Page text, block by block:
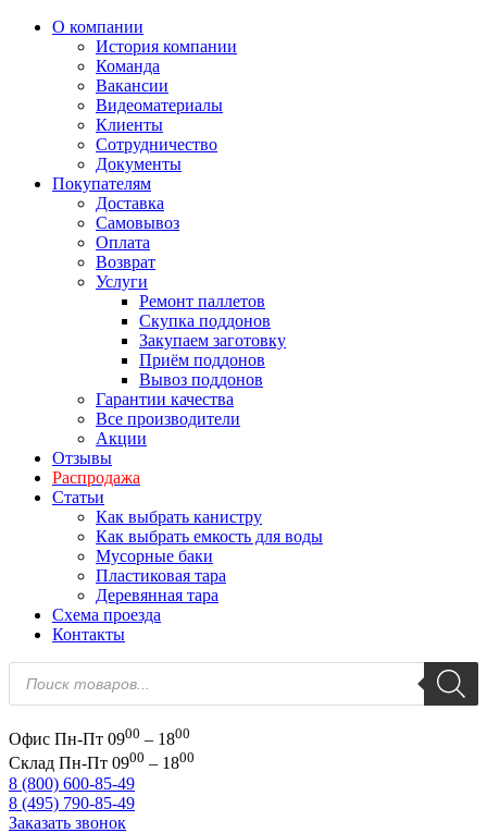
О компании
История компании
Команда
Вакансии
Видеоматериалы
Клиенты
Сотрудничество
Документы
Покупателям
Доставка
Самовывоз
Оплата
Возврат
Услуги
Ремонт паллетов
Скупка поддонов
Закупаем заготовку
Приём поддонов
Вывоз поддонов
Гарантии качества
Все производители
Акции
Отзывы
Распродажа
Статьи
Как выбрать канистру
Как выбрать емкость для воды
Мусорные баки
Пластиковая тара
Деревянная тара
Схема проезда
Контакты
Поиск
товаров
Офис Пн-Пт 0900 – 1800
Склад Пн-Пт 0900 – 1800
8 (800) 600-85-49
8 (495) 790-85-49
Заказать звонок